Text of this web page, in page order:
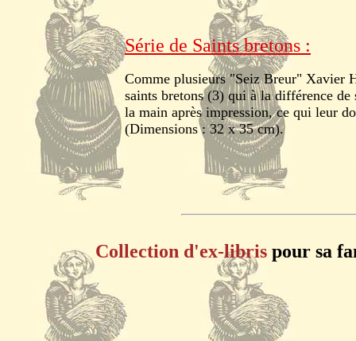
Série de Saints bretons :
Comme plusieurs "Seiz Breur" Xavier
saints bretons (3) qui à la différence de
la main après impression, ce qui leur
(Dimensions : 32 x 35 cm).
Collection d'ex-libris pour sa